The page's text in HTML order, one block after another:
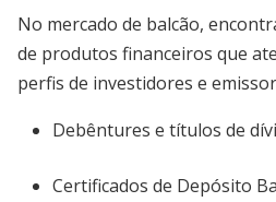
No mercado de balcão,
de produtos financeiros que
perfis de investidores e
Debêntures e títulos de
Certificados de Depósito